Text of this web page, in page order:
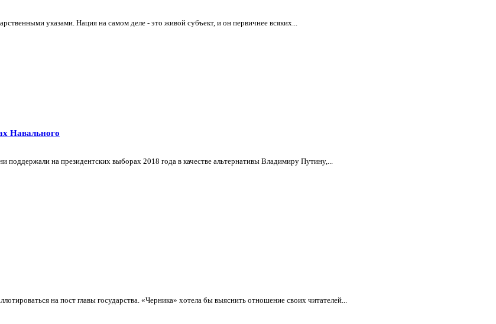
указами. Нация на самом деле - это живой субъект, и он первичнее всяких...
Навального
поддержали на президентских выборах 2018 года в качестве альтернативы Владимиру Путину,...
на пост главы государства. «Черника» хотела бы выяснить отношение своих читателей...